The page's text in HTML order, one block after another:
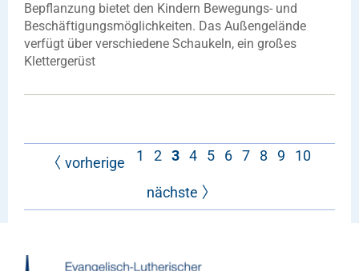
Bepflanzung bietet den Kindern Bewegungs- und
Beschäftigungsmöglichkeiten. Das Außengelände
verfügt über verschiedene Schaukeln, ein großes
Klettergerüst
vorherige 1 2 3 4 5 6 7 8 9 10
nächste